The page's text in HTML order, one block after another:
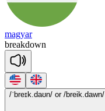
magyar
breakdown
/ˈbreɪk.daʊn/ or /breik.dawn/